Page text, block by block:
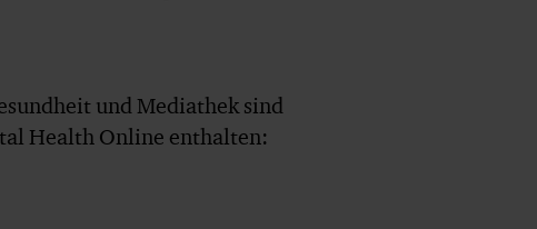
und Mediathek sind
Health Online enthalten: